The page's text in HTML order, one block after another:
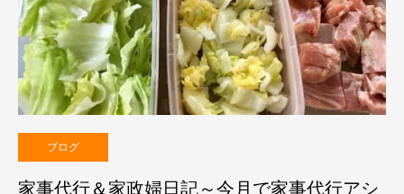
ブログ
家事代行＆家政婦日記～今月で家事代行アシ